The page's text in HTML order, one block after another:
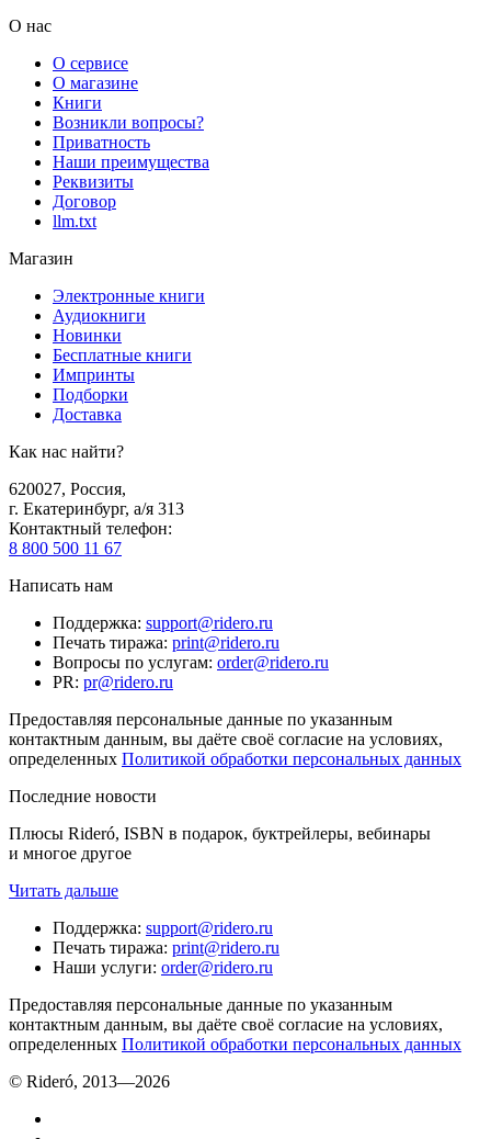
О нас
О сервисе
О магазине
Книги
Возникли вопросы?
Приватность
Наши преимущества
Реквизиты
Договор
llm.txt
Магазин
Электронные книги
Аудиокниги
Новинки
Бесплатные книги
Импринты
Подборки
Доставка
Как нас найти?
620027, Россия,
г. Екатеринбург, а/я 313
Контактный телефон:
8 800 500 11 67
Написать нам
Поддержка: support@ridero.ru
Печать тиража: print@ridero.ru
Вопросы по услугам: order@ridero.ru
PR: pr@ridero.ru
Предоставляя персональные данные по указанным
контактным данным, вы даёте своё согласие на условиях,
определенных Политикой обработки персональных данных
Последние новости
Плюсы Rideró, ISBN в подарок, буктрейлеры, вебинары
и многое другое
Читать дальше
Поддержка: support@ridero.ru
Печать тиража: print@ridero.ru
Наши услуги: order@ridero.ru
Предоставляя персональные данные по указанным
контактным данным, вы даёте своё согласие на условиях,
определенных Политикой обработки персональных данных
© Rideró, 2013—2026